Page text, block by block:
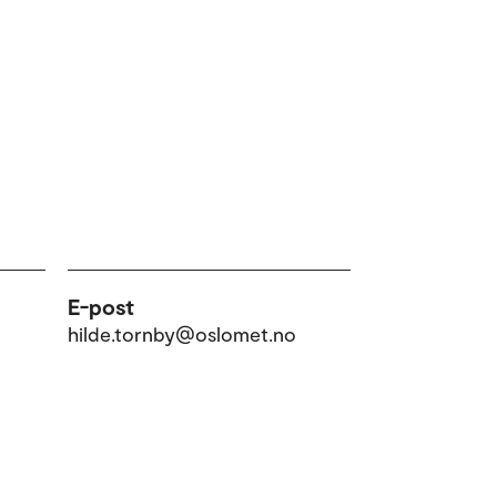
E-post
hilde.tornby@oslomet.no